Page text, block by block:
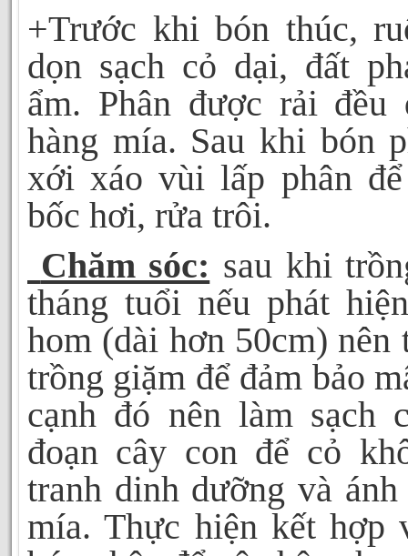
+Trước khi bón thúc,
dọn sạch cỏ dại, đất
ẩm. Phân được rải đều
hàng mía. Sau khi bón
xới xáo vùi lấp phân
bốc hơi, rửa trôi.
Chăm sóc: sau khi
tháng tuổi nếu phát
hom (dài hơn 50cm) nên
trồng giặm để đảm bảo
cạnh đó nên làm sạch
đoạn cây con để cỏ
tranh dinh dưỡng và
mía. Thực hiện kết hợp